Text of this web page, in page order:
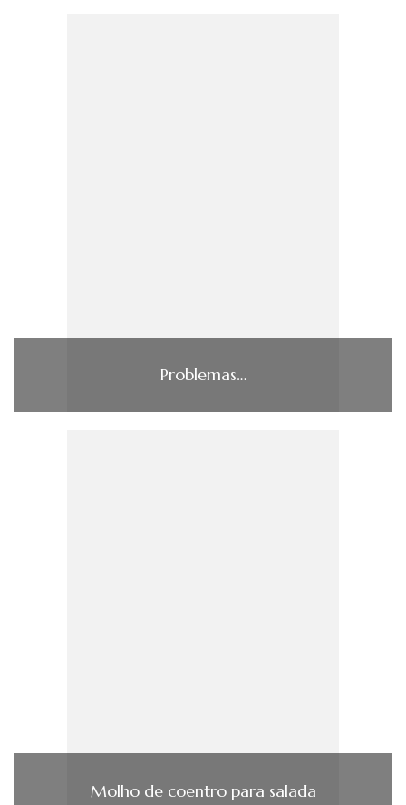
Problemas…
Molho de coentro para salada